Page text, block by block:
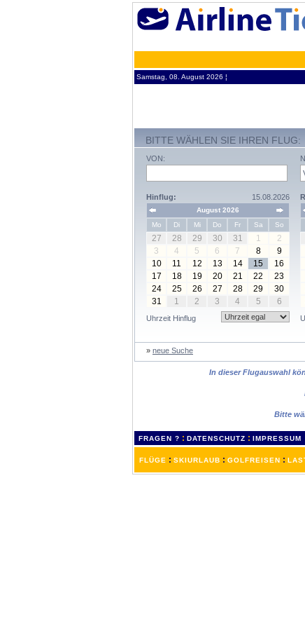
Samstag, 08. August 2026 ¦
BITTE WÄHLEN SIE IHREN FLUG:
VON:
Hinflug: 15.08.2026
August 2026
Mo
Di Mi Do Fr Sa So
27 28 29 30 31 1
2
3
4 5 6 7 8
9
10
11 12 13 14 15
16
17
18 19 20 21 22
23
24
25 26 27 28 29
30
31
1 2 3 4 5 6
Uhrzeit Hinflug
» neue Suche
In dieser Flugauswahl
Bitte
FRAGEN ? : DATENSCHUTZ : IMPRESSUM
FLÜGE : SKIURLAUB : GOLFREISEN :